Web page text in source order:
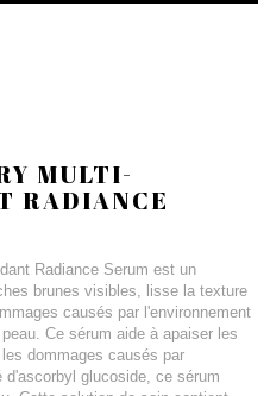
MULTI-
RADIANCE
Radiance Serum est un
brunes visibles, lisse la texture
causés par l'environnement
Ce sérum aide à apaiser les
dommages causés par
d'ascorbyl glucoside, ce sérum